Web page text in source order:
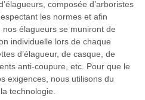
composée d’arboristes
les normes et afin
élagueurs se muniront de
individuelle lors de chaque
d’élagueur, de casque, de
anti-coupure, etc. Pour que le
exigences, nous utilisons du
technologie.